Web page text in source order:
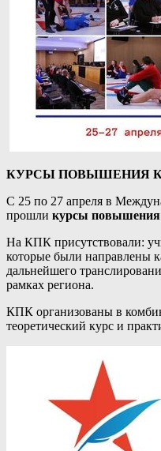
КУРСЫ ПОВЫШЕНИЯ
С 25 по 27 апреля в
прошли курсы
На КПК присутствовали:
которые были направлены
дальнейшего
рамках региона.
КПК организованы в
теоретический курс и